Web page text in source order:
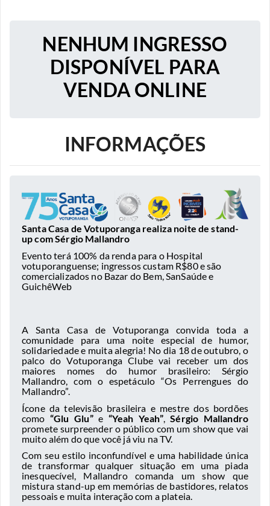
NENHUM INGRESSO
DISPONÍVEL PARA
VENDA ONLINE
INFORMAÇÕES
Santa Casa de Votuporanga realiza noite de stand-
up com Sérgio Mallandro
Evento terá 100% da renda para o Hospital
votuporanguense; ingressos custam R$80 e são
comercializados no Bazar do Bem, SanSaúde e
GuichêWeb
A Santa Casa de Votuporanga convida toda a
comunidade para uma noite especial de humor,
solidariedade e muita alegria! No dia 18 de outubro, o
palco do Votuporanga Clube vai receber um dos
maiores nomes do humor brasileiro: Sérgio
Mallandro, com o espetáculo “Os Perrengues do
Mallandro”.
Ícone da televisão brasileira e mestre dos bordões
como“Glu Glu”e “Yeah Yeah”,Sérgio Mallandro
promete surpreender o público com um show que vai
muito além do que você já viu na TV.
Com seu estilo inconfundível e uma habilidade única
de transformar qualquer situação em uma piada
inesquecível, Mallandro comanda um show que
mistura stand-up em memórias de bastidores, relatos
pessoais e muita interação com a plateia.